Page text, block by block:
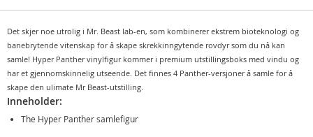
Det skjer noe utrolig i Mr. Beast lab-en, som kombinerer ekstrem bioteknologi og
banebrytende vitenskap for å skape skrekkinngytende rovdyr som du nå kan
samle! Hyper Panther vinylfigur kommer i premium utstillingsboks med vindu og
har et gjennomskinnelig utseende. Det finnes 4 Panther-versjoner å samle for å
skape den ulimate Mr Beast-utstilling.
Inneholder:
The Hyper Panther samlefigur